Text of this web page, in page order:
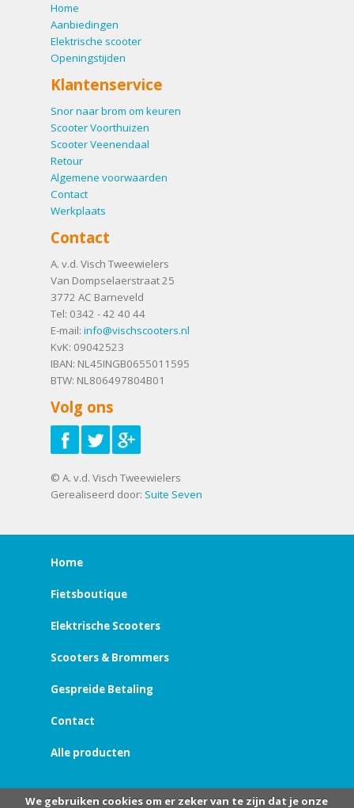
Home
Aanbiedingen
Elektrische scooter
Openingstijden
Klantenservice
Snor naar brom om keuren
Scooter Voorthuizen
Scooter Veenendaal
Retour
Algemene voorwaarden
Contact
Werkplaats
Contact
A. v.d. Visch Tweewielers
Van Dompselaerstraat 25
3772 AC Barneveld
Tel: 0342 - 42 40 44
E-mail: info@vischscooters.nl
KvK: 09042523
IBAN: NL45INGB0655011595
BTW: NL806497804B01
Volg ons
© A. v.d. Visch Tweewielers
Gerealiseerd door: Suite Seven
Home
Fietsboutique
Elektrische Scooters
Scooters & Brommers
Gespreide Betaling
Contact
Alle producten
We gebruiken cookies om er zeker van te zijn dat je onze